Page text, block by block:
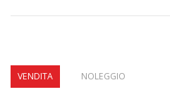
VENDITA NOLEGGIO